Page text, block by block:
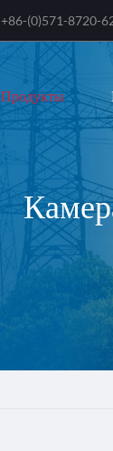
+86-(0)571-8720-
Продукты